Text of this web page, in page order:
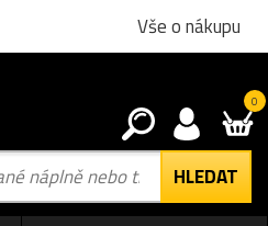
Vše o nákupu
0